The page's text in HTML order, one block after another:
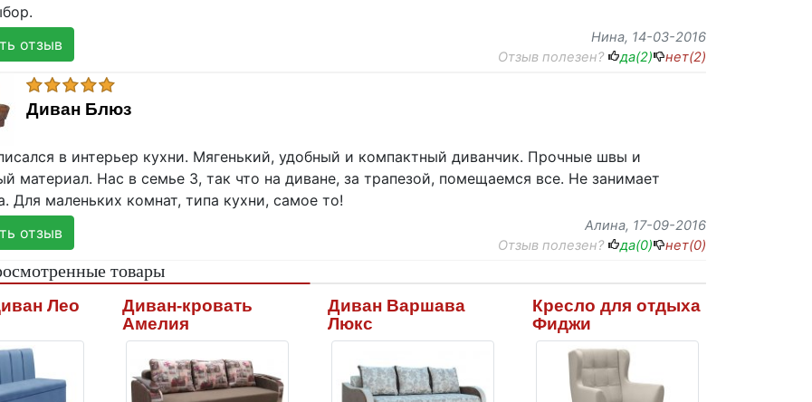
отзыв
Нина, 14-03-2016
Отзыв полезен?
да(2) нет(2)
Диван Блюз
в интерьер кухни. Мягенький, удобный и компактный диванчик. Прочные швы и
материал. Нас в семье 3, так что на диване, за трапезой, помещаемся все. Не занимает
Для маленьких комнат, типа кухни, самое то!
отзыв
Алина, 17-09-2016
Отзыв полезен?
да(0) нет(0)
товары
Лео
Диван-кровать
Амелия
Диван Варшава
Люкс
Кресло для отдыха
Фиджи